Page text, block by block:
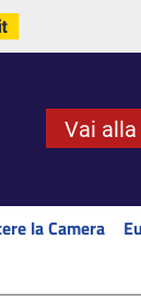
Vai
la Camera